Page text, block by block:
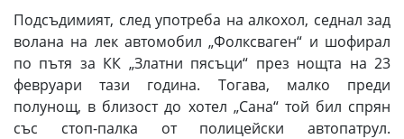
Подсъдимият, след употреба на алкохол, седнал зад
волана на лек автомобил „Фолксваген“ и шофирал
по пътя за КК „Златни пясъци“ през нощта на 23
февруари тази година. Тогава, малко преди
полунощ, в близост до хотел „Сана“ той бил спрян
със стоп-палка от полицейски автопатрул.